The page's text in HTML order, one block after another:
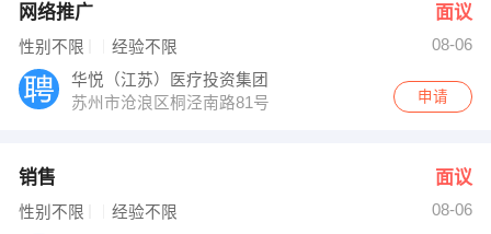
网络推广 面议
性别不限 经验不限
08-06
华悦（江苏）医疗投资集团
苏州市沧浪区桐泾南路81号
申请
销售 面议
性别不限 经验不限
08-06